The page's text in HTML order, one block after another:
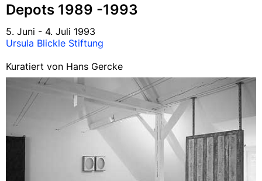
Depots 1989 -1993
5. Juni - 4. Juli 1993
Ursula Blickle Stiftung
Kuratiert von Hans Gercke